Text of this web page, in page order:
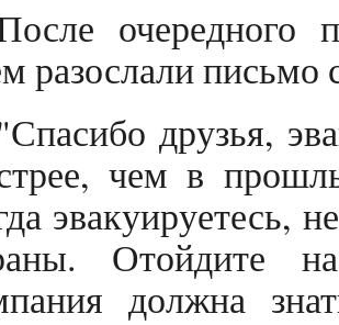
очередного
разослали письмо
друзья,
чем в
эвакуируетесь,
Отойдите
должна